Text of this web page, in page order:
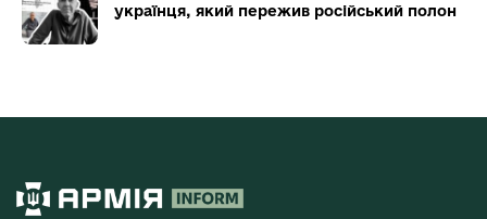
українця, який пережив російський полон